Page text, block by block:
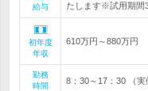
給与
たします※試用期間
初年度
年収
610万円～880万円
勤務
時間
8：30～17：30 （実